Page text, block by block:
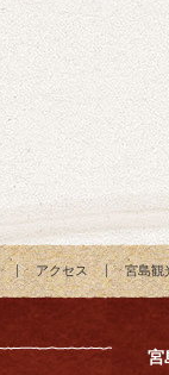
アクセス 宮島観
宮